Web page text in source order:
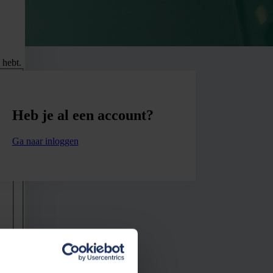
Heb je al een account?
Ga naar inloggen